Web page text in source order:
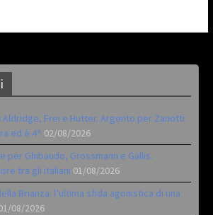
Aldridge, Frei e Hutter. Argento per Zanotti
ed è 4^ 02/08/2026
per Ghibaudo, Grossmann e Gallis.
tra gli italiani 01/08/2026
Brianza: l’ultima sfida agonistica di una
08/2026